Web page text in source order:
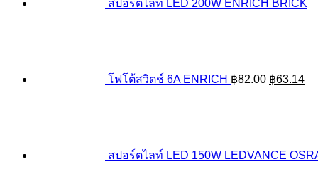
สปอร์ตไลท์ LED 200W ENRICH BRICK
โฟโต้สวิตช์ 6A ENRICH ฿82.00 ฿63.14
สปอร์ตไลท์ LED 150W LEDVANCE